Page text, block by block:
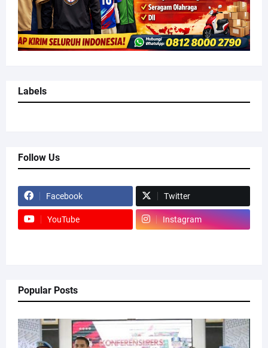
Labels
Follow Us
Facebook Twitter
YouTube Instagram
Popular Posts